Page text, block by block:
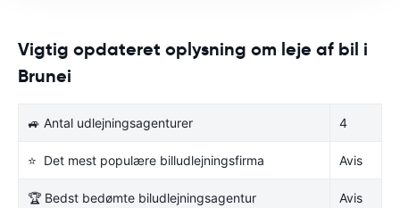
Vigtig opdateret oplysning om leje af bil i
Brunei
🚙 Antal udlejningsagenturer 4
⭐ Det mest populære billudlejningsfirma Avis
🏆 Bedst bedømte biludlejningsagentur Avis